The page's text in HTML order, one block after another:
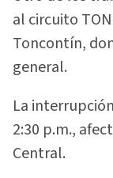
al circuito
Toncontín,
general.
La
2:30 p.m.,
Central.